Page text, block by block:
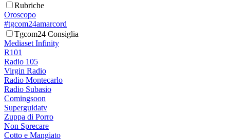
Rubriche
Oroscopo
#tgcom24amarcord
Tgcom24 Consiglia
Mediaset Infinity
R101
Radio 105
Virgin Radio
Radio Montecarlo
Radio Subasio
Comingsoon
Superguidatv
Zuppa di Porro
Non Sprecare
Cotto e Mangiato